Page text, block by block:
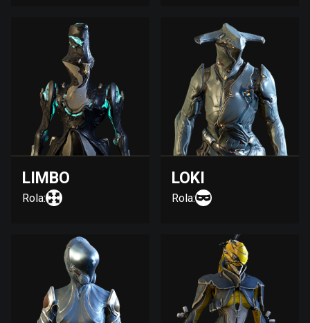
LIMBO
Rola:
LOKI
Rola: